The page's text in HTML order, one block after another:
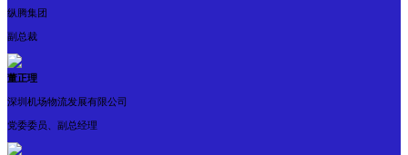
纵腾集团
副总裁
董正理
深圳机场物流发展有限公司
党委委员、副总经理